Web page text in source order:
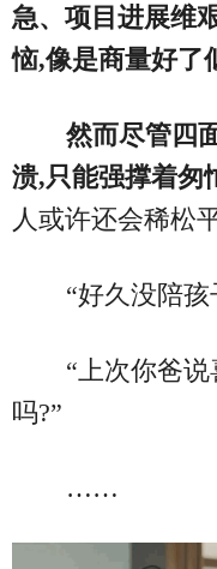
急、项目进展维
恼,像是商量好了
然而尽管四
溃,只能强撑着匆
人或许还会稀松
“好久没陪
“上次你爸
吗?”
……